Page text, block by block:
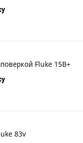
Fluke 15B+
83v